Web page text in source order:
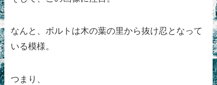
なんと、ボルトは木の葉の里から抜け忍となって
いる模様。
つまり、